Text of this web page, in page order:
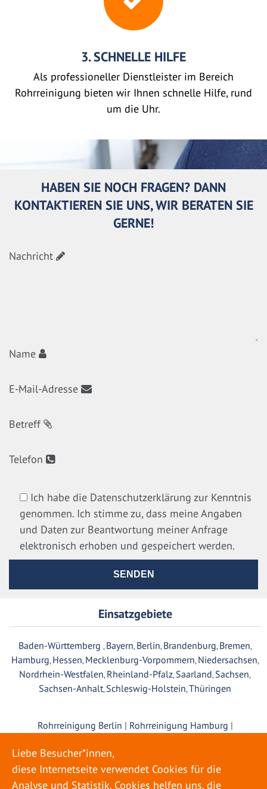
3. SCHNELLE HILFE
Als professioneller Dienstleister im Bereich
Rohrreinigung bieten wir Ihnen schnelle Hilfe, rund
um die Uhr.
HABEN SIE NOCH FRAGEN? DANN
KONTAKTIEREN SIE UNS, WIR BERATEN SIE
GERNE!
Nachricht
Name
E-Mail-Adresse
Betreff
Telefon
Ich habe die Datenschutzerklärung zur Kenntnis
genommen. Ich stimme zu, dass meine Angaben
und Daten zur Beantwortung meiner Anfrage
elektronisch erhoben und gespeichert werden.
Einsatzgebiete
Baden-Württemberg ,Bayern,Berlin,Brandenburg,Bremen,
Hamburg,Hessen,Mecklenburg-Vorpommern,Niedersachsen,
Nordrhein-Westfalen,Rheinland-Pfalz,Saarland,Sachsen,
Sachsen-Anhalt,Schleswig-Holstein,Thüringen
Rohrreinigung Berlin | Rohrreinigung Hamburg |
Frankfurt|Rohrreinigung Stuttgart
Düsseldorf|Rohrreinigung Dortmund |Rohrreinigung Essen
Liebe Besucher*innen,
diese Internetseite verwendet Cookies für die
Analyse und Statistik. Cookies helfen uns, die